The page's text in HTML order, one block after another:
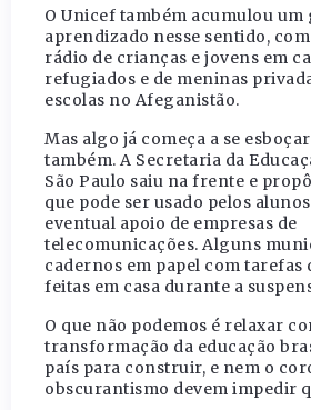
O Unicef também acumulou um
aprendizado nesse sentido,
rádio de crianças e jovens em
refugiados e de meninas
escolas no Afeganistão.
Mas algo já começa a se
também. A Secretaria da
São Paulo saiu na frente e
que pode ser usado pelos
eventual apoio de empresas de
telecomunicações. Alguns
cadernos em papel com tarefas
feitas em casa durante a
O que não podemos é relaxar
transformação da educação
país para construir, e nem o
obscurantismo devem impedir